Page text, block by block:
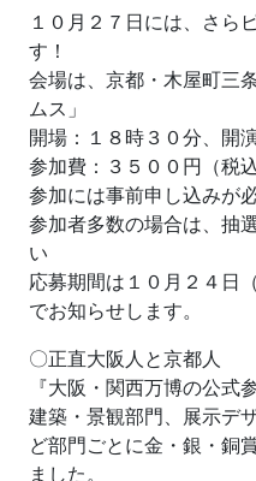
１０月２７日には、さら
す！
会場は、京都・木屋町三
ムス」
開場：１８時３０分、開
参加費：３５００円（税
参加には事前申し込みが
参加者多数の場合は、抽
い
応募期間は１０月２４日
でお知らせします。
〇正直大阪人と京都人
『大阪・関西万博の公式
建築・景観部門、展示デ
ど部門ごとに金・銀・銅
ました。